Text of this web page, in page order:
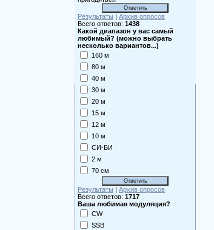
Результаты | Архив опросов
Всего ответов: 1438
Какой диапазон у вас самый
любимый? (можно выбрать
несколько вариантов...)
160 м
80 м
40 м
30 м
20 м
15 м
12 м
10 м
СИ-БИ
2 м
70 см
Результаты | Архив опросов
Всего ответов: 1717
Ваша любимая модуляция?
CW
SSB